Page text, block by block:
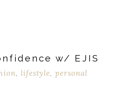
w/ EJIS
lifestyle personal